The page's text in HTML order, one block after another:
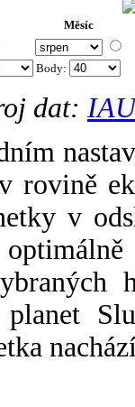
Měsíc
Body:
dat:
rovině
v